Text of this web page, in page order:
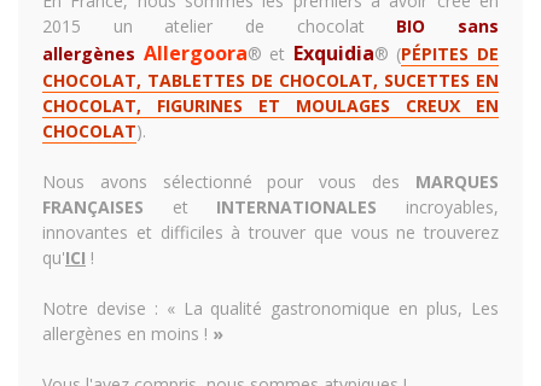
2015 un atelier de chocolat BIO sans
allergènes Allergoora® et Exquidia® (PÉPITES DE
CHOCOLAT, TABLETTES DE CHOCOLAT, SUCETTES EN
CHOCOLAT, FIGURINES ET MOULAGES CREUX EN
CHOCOLAT).
Nous avons sélectionné pour vous des MARQUES
FRANÇAISES
et INTERNATIONALES
incroyables,
innovantes et difficiles à trouver que vous ne trouverez
qu'ICI !
Notre devise : « La qualité gastronomique en plus, Les
allergènes en moins ! »